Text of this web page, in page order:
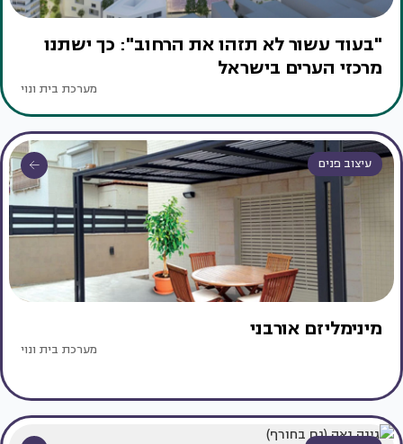
"בעוד עשור לא תזהו את הרחוב": כך ישתנו
מרכזי הערים בישראל
מערכת בית ונוי
עיצוב פנים
מינימליזם אורבני
מערכת בית ונוי